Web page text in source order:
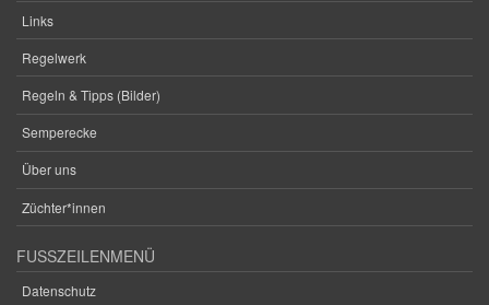
Links
Regelwerk
Regeln & Tipps (Bilder)
Semperecke
Über uns
Züchter*innen
FUSSZEILENMENÜ
Datenschutz